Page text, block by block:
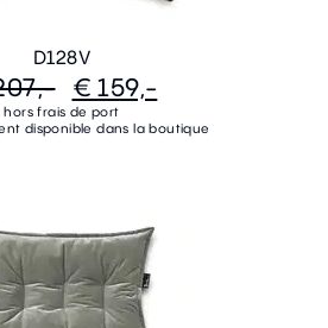
D128V
€ 159,-
hors frais de port
disponible dans la boutique